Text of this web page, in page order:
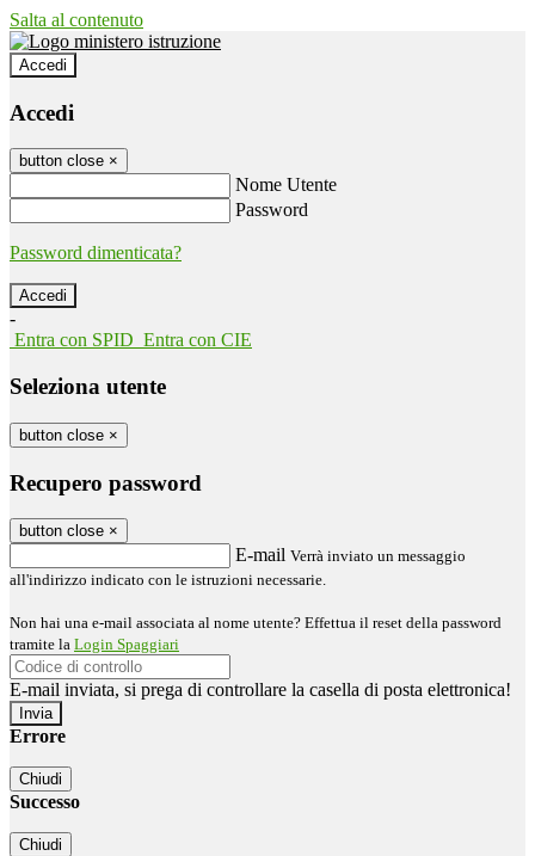
Salta al contenuto
Accedi
Accedi
button close ×
Nome Utente
Password
Password dimenticata?
-
Entra con SPID Entra con CIE
Seleziona utente
button close ×
Recupero password
button close ×
E-mail Verrà inviato un messaggio
all'indirizzo indicato con le istruzioni necessarie.
Non hai una e-mail associata al nome utente? Effettua il reset della password
tramite la Login Spaggiari
E-mail inviata, si prega di controllare la casella di posta elettronica!
Errore
Chiudi
Successo
Chiudi